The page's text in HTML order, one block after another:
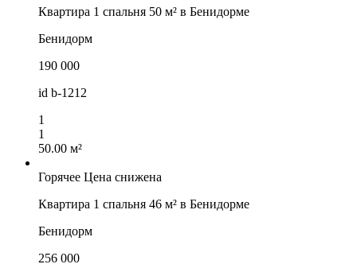
Квартира 1 спальня 50 м² в Бенидорме
Бенидорм
190 000
id b-1212
1
1
50.00 м²
Горячее Цена снижена
Квартира 1 спальня 46 м² в Бенидорме
Бенидорм
256 000